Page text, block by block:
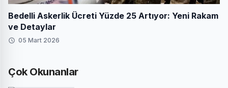
Bedelli Askerlik Ücreti Yüzde 25 Artıyor: Yeni Rakam
ve Detaylar
05 Mart 2026
Çok Okunanlar